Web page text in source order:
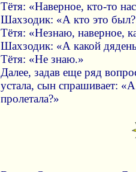
Тётя: «Наверное, кто-то
Шахзодик: «А кто это
Тётя: «Незнаю, наверное,
Шахзодик: «А какой
Тётя: «Не знаю.»
Далее, задав еще ряд
устала, сын спрашивает:
пролетала?»